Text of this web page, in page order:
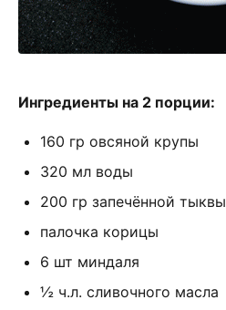
Ингредиенты на 2 порции:
160 гр овсяной крупы
320 мл воды
200 гр запечённой тыквы
палочка корицы
6 шт миндаля
½ ч.л. сливочного масла